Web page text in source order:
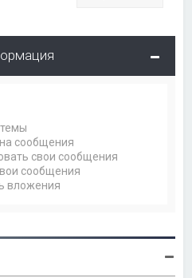
сообщения
свои сообщения
сообщения
вложения